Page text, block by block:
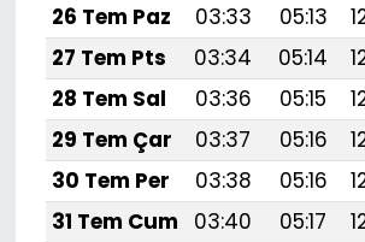
26 Tem Paz
03:33 05:13
27 Tem Pts
03:34 05:14
28 Tem Sal
03:36 05:15
29 Tem Çar
03:37 05:16
30 Tem Per
03:38 05:16
31 Tem Cum
03:40 05:17